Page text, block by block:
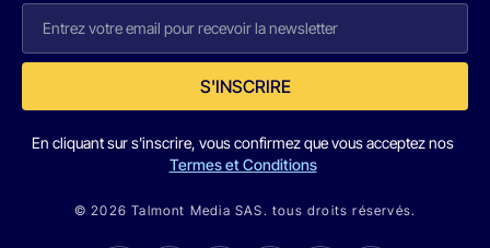
S'INSCRIRE
En cliquant sur s'inscrire, vous confirmez que vous acceptez nos
Termes et Conditions
© 2026 Talmont Media SAS. tous droits réservés.